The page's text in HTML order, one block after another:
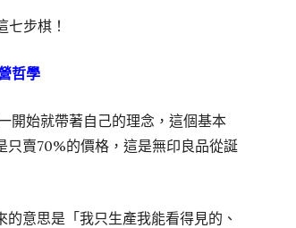
步棋！
哲學
開始就帶著自己的理念，這個基本
只賣70%的價格，這是無印良品從誕
意思是「我只生產我能看得見的、